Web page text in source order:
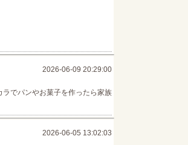
2026-06-09 20:29:00
でパンやお菓子を作ったら家族
2026-06-05 13:02:03